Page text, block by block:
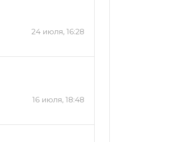
24 июля, 16:28
16 июля, 18:48